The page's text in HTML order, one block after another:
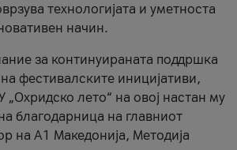
технологијата и уметноста
начин.
за континуираната поддршка
фестивалските иницијативи,
„Охридско лето“ на овој настан му
благодарница на главниот
на A1 Македонија, Методија